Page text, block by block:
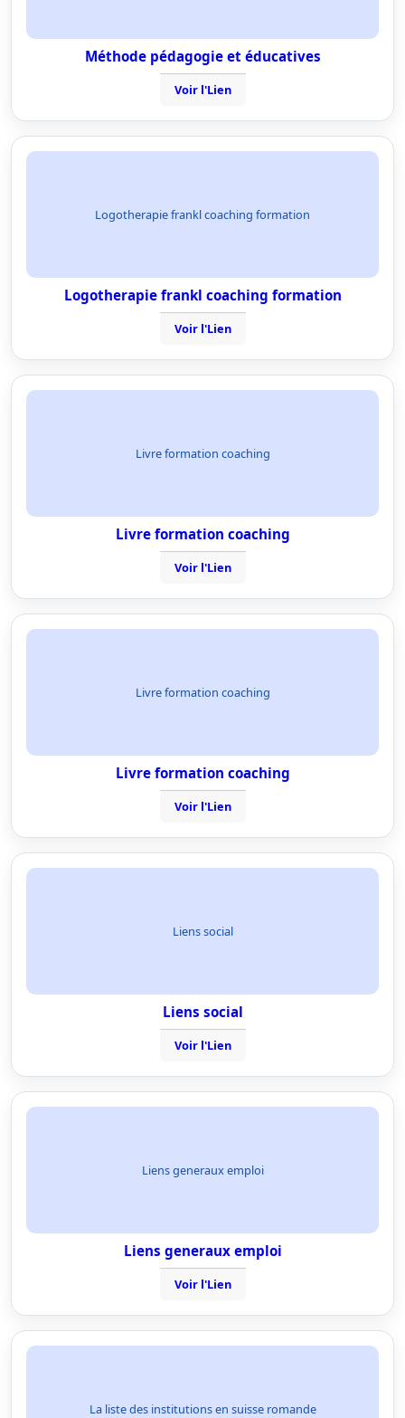
Méthode pédagogie et éducatives
Voir l'Lien
Logotherapie frankl coaching formation
Logotherapie frankl coaching formation
Voir l'Lien
Livre formation coaching
Livre formation coaching
Voir l'Lien
Livre formation coaching
Livre formation coaching
Voir l'Lien
Liens social
Liens social
Voir l'Lien
Liens generaux emploi
Liens generaux emploi
Voir l'Lien
La liste des institutions en suisse romande